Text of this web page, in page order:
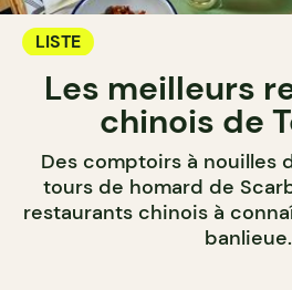
LISTE
Les meilleurs
chinois de
Des comptoirs à nouilles
tours de homard de
restaurants chinois à
banlieue.